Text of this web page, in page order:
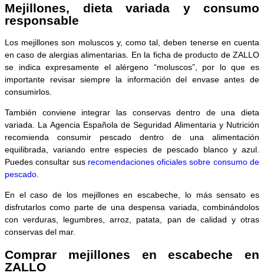
Mejillones, dieta variada y consumo
responsable
Los mejillones son moluscos y, como tal, deben tenerse en cuenta
en caso de alergias alimentarias. En la ficha de producto de ZALLO
se indica expresamente el alérgeno “moluscos”, por lo que es
importante revisar siempre la información del envase antes de
consumirlos.
También conviene integrar las conservas dentro de una dieta
variada. La Agencia Española de Seguridad Alimentaria y Nutrición
recomienda consumir pescado dentro de una alimentación
equilibrada, variando entre especies de pescado blanco y azul.
Puedes consultar sus recomendaciones oficiales sobre consumo de
pescado
En el caso de los mejillones en escabeche, lo más sensato es
disfrutarlos como parte de una despensa variada, combinándolos
con verduras, legumbres, arroz, patata, pan de calidad y otras
conservas del mar.
Comprar mejillones en escabeche en
ZALLO